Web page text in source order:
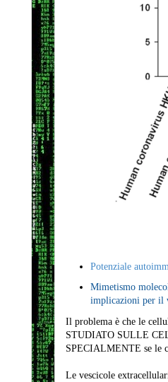
Potenziale
Mimetismo
implicazioni per il
Il problema è che le
STUDIATO SULLE
SPECIALMENTE se le
Le vescicole